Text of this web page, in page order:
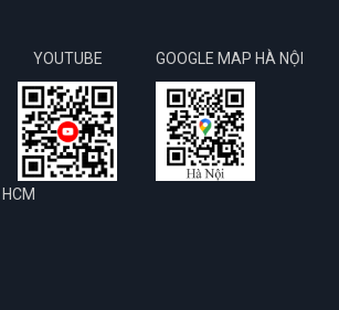
YOUTUBE GOOGLE MAP HÀ NỘI